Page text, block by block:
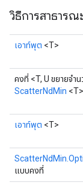
วิธีการสาธารณ
เอาท์พุต <T>
คงที่ <T, U ขยายจำน
ScatterNdMin <T>
เอาท์พุต <T>
แบบคงที่